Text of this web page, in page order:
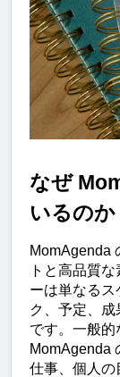
なぜ
いるのか
MomAgenda
トと高品質
ーは単なるス
ク、予定、
です。一般的
MomAgenda
仕事、個人